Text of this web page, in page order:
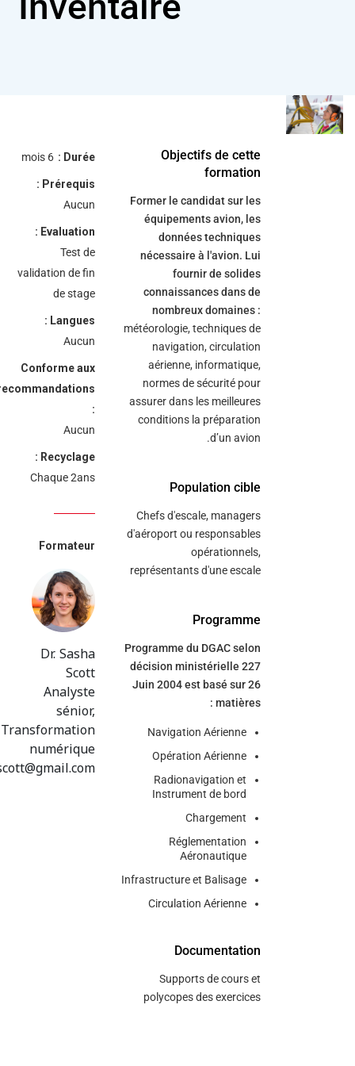
activates
the
screen
Objectifs de cette
formation
Former le candidat sur les
équipements avion, les
données techniques
nécessaire à l'avion. Lui
fournir de solides
connaissances dans de
nombreux domaines :
météorologie, techniques de
navigation, circulation
aérienne, informatique,
normes de sécurité pour
assurer dans les meilleures
conditions la préparation
d’un avion.
Population cible
Chefs d'escale, managers
d'aéroport ou responsables
opérationnels,
représentants d'une escale
Programme
Programme du DGAC selon
décision ministérielle 227
Juin 2004 est basé sur 26
matières :
Navigation Aérienne
Opération Aérienne
Radionavigation et
Instrument de bord
Chargement
Réglementation
Aéronautique
Infrastructure et Balisage
Circulation Aérienne
Documentation
Supports de cours et
polycopes des exercices
Durée :
6 mois
Prérequis :
Aucun
Evaluation :
Test de
validation de fin
de stage
Langues :
Aucun
Conforme aux
:
Aucun
Recyclage :
Chaque 2ans
Formateur
Dr. Sasha
Scott
Analyste
sénior,
Transformation
numérique